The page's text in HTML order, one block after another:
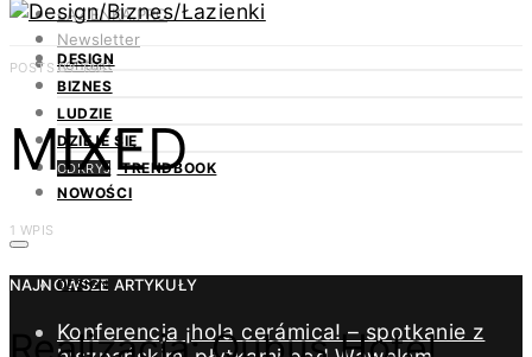
ŁAZIENKA.PRO
Newsletter
Kontakt
DESIGN
BIZNES
LUDZIE
DZIEJE SIĘ
ODKRYJ TRENDBOOK
NOWOŚCI
NAJNOWSZE ARTYKUŁY
Konferencja ¡hola cerámica! – spotkanie z
POSTS BY TAG
MIXED
1 WPIS
DESIGN
Realizacja: Qubus Hotel